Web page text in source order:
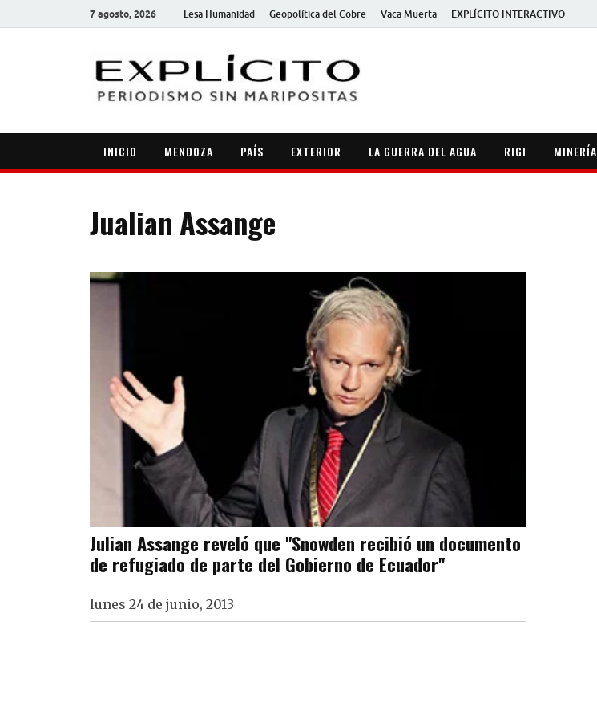
7 agosto, 2026 Lesa Humanidad Geopolítica del Cobre Vaca Muerta EXPLÍCITO INTERACTIVO
INICIO MENDOZA PAÍS EXTERIOR LA GUERRA DEL AGUA RIGI MINERÍA
Jualian Assange
Julian Assange reveló que "Snowden recibió un documento
de refugiado de parte del Gobierno de Ecuador"
lunes 24 de junio, 2013